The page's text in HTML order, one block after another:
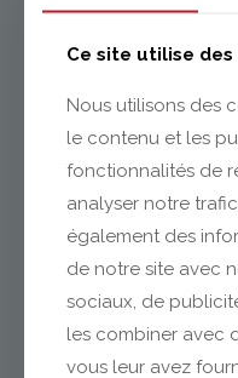
Ce site utilise des
Nous utilisons des
le contenu et les
fonctionnalités de
analyser notre
également des
de notre site avec
sociaux, de
les combiner avec
vous leur avez